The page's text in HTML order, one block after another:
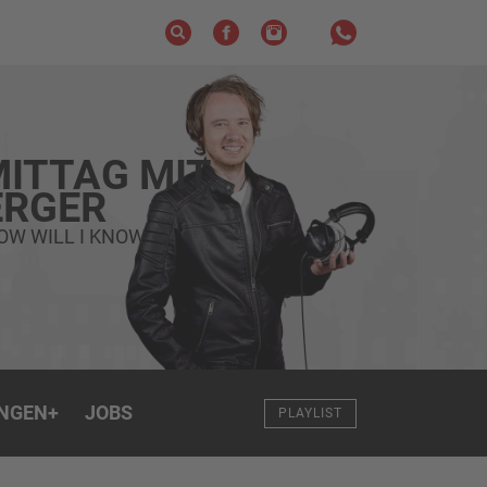
MIT
WILL I KNOW
+ JOBS PLAYLIST